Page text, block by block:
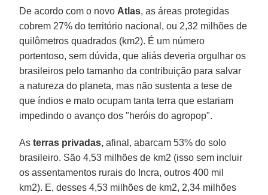
De acordo com o novo Atlas, as áreas protegidas
cobrem 27% do território nacional, ou 2,32 milhões de
quilômetros quadrados (km2). É um número
portentoso, sem dúvida, que aliás deveria orgulhar os
brasileiros pelo tamanho da contribuição para salvar
a natureza do planeta, mas não sustenta a tese de
que índios e mato ocupam tanta terra que estariam
impedindo o avanço dos "heróis do agropop".
Asterras privadas, afinal, abarcam 53% do solo
brasileiro. São 4,53 milhões de km2 (isso sem incluir
os assentamentos rurais do Incra, outros 400 mil
km2). E, desses 4,53 milhões de km2, 2,34 milhões